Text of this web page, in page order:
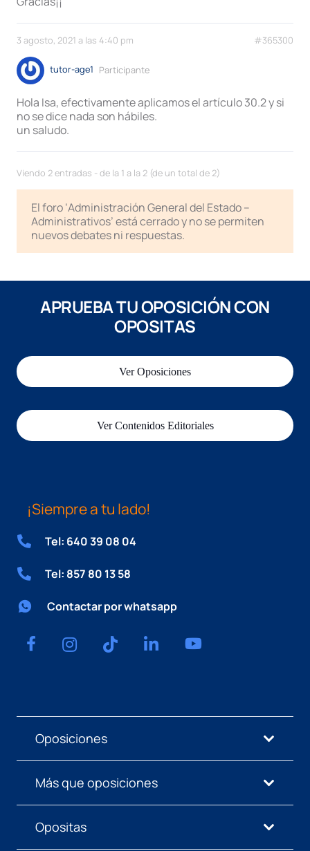
3 agosto, 2021 a las 4:40 pm #365300
tutor-age1 Participante
Hola Isa, efectivamente aplicamos el artículo 30.2 y si
no se dice nada son hábiles.
un saludo.
Viendo 2 entradas - de la 1 a la 2 (de un total de 2)
El foro ‘Administración General del Estado –
Administrativos’ está cerrado y no se permiten
nuevos debates ni respuestas.
APRUEBA TU OPOSICIÓN CON
OPOSITAS
Ver Oposiciones
Ver Contenidos Editoriales
¡Siempre a tu lado!
Tel: 640 39 08 04
Tel: 857 80 13 58
Contactar por whatsapp
Oposiciones
Más que oposiciones
Opositas